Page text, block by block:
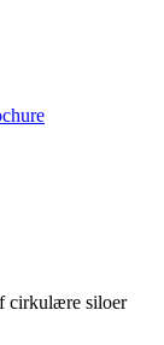
cirkulære siloer